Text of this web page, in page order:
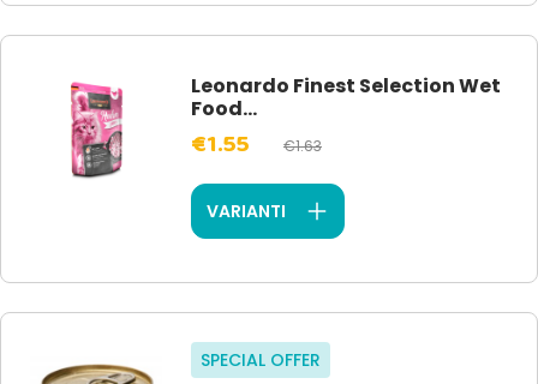
Leonardo Finest Selection Wet
Food...
€1.55 €1.63
VARIANTI
SPECIAL OFFER